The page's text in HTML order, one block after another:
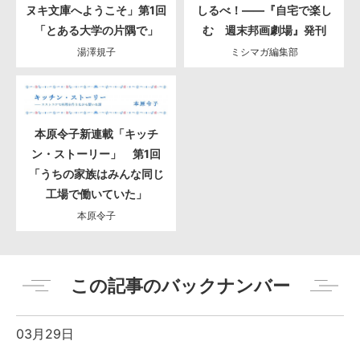
ヌキ文庫へようこそ」第1回
「とある大学の片隅で」
湯澤規子
しるべ！――『自宅で楽し
む 週末邦画劇場』発刊
ミシマガ編集部
本原令子新連載「キッチ
ン・ストーリー」 第1回
「うちの家族はみんな同じ
工場で働いていた」
本原令子
この記事のバックナンバー
03月29日